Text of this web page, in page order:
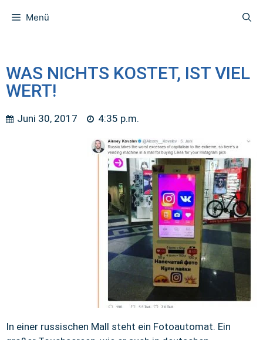
Menü
WAS NICHTS KOSTET, IST VIEL
WERT!
Juni 30, 2017 4:35 p.m.
In einer russischen Mall steht ein Fotoautomat. Ein